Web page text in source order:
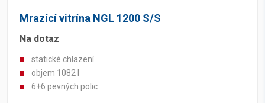
Mrazící vitrína NGL 1200 S/S
Na dotaz
statické chlazení
objem 1082 l
6+6 pevných polic